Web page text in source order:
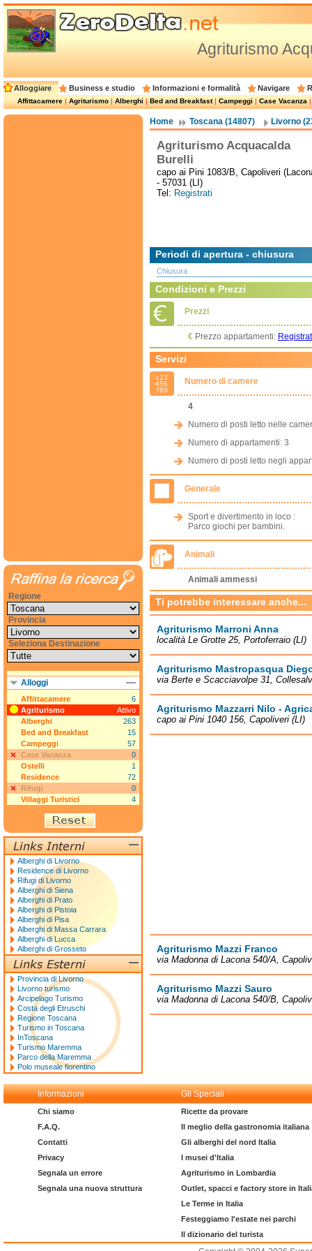
Agriturismo
Alloggiare Business e studio Informazioni e formalità Navigare
Affittacamere|Agriturismo|Alberghi|Bed and Breakfast|Campeggi|Case Vacanza
Home Toscana (14807) Livorno
Agriturismo Acquacalda
Burelli
capo ai Pini 1083/B, Capoliveri
- 57031 (LI)
Tel: Registrati
Periodi di apertura - chiusura
Chiusura
Condizioni e Prezzi
Prezzi
€ Prezzo appartamenti:
Servizi
Numero di camere
4
Numero di posti letto nelle
Numero di appartamenti: 3
Numero di posti letto negli
Generale
Sport e divertimento in loco :
Parco giochi per bambini.
Animali
Animali ammessi
Ti potrebbe interessare anche...
Agriturismo Marroni Anna
località Le Grotte 25, Portoferraio (LI)
Agriturismo Mastropasqua
via Berte e Scacciavolpe 31,
Agriturismo Mazzarri Nilo -
capo ai Pini 1040 156, Capoliveri (LI)
Agriturismo Mazzi Franco
via Madonna di Lacona 540/A,
Agriturismo Mazzi Sauro
via Madonna di Lacona 540/B,
Regione
Provincia
Seleziona Destinazione
Alloggi
Affittacamere
6
Agriturismo
Attivo
Alberghi
263
Bed and Breakfast
15
Campeggi
57
Case Vacanza
0
Ostelli
1
Residence
72
Rifugi
0
Villaggi Turistici
4
Alberghi di Livorno
Residence di Livorno
Rifugi di Livorno
Alberghi di Siena
Alberghi di Prato
Alberghi di Pistoia
Alberghi di Pisa
Alberghi di Massa Carrara
Alberghi di Lucca
Alberghi di Grosseto
Provincia di Livorno
Livorno turismo
Arcipelago Turismo
Costa degli Etruschi
Regione Toscana
Turismo in Toscana
InToscana
Turismo Maremma
Parco della Maremma
Polo museale fiorentino
Informazioni Gli Speciali
Chi siamo
F.A.Q.
Contatti
Privacy
Segnala un errore
Segnala una nuova struttura
Ricette da provare
Il meglio della gastronomia italiana
Gli alberghi del nord Italia
I musei d'Italia
Agriturismo in Lombardia
Outlet, spacci e factory store in
Le Terme in Italia
Festeggiamo l'estate nei parchi
Il dizionario del turista